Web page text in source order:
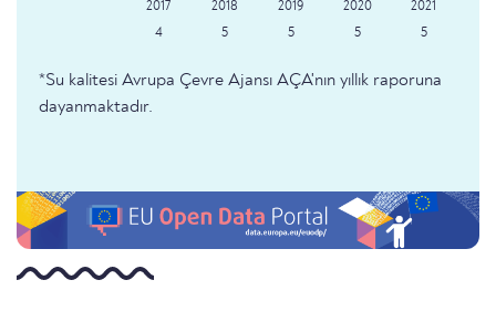
4 5 5 5 5
*Su kalitesi Avrupa Çevre Ajansı AÇA'nın yıllık raporuna
dayanmaktadır.